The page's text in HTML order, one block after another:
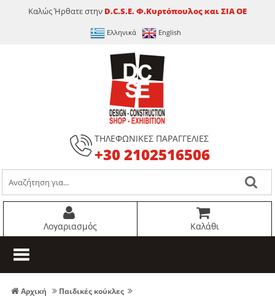
Καλώς Ήρθατε στην D.C.S.E. Φ.Κυρτόπουλος και ΣΙΑ ΟΕ
Ελληνικά English
ΤΗΛΕΦΩΝΙΚΕΣ ΠΑΡΑΓΓΕΛΙΕΣ
+30 2102516506
Λογαριασμός Καλάθι
Αρχική
Παιδικές κούκλες